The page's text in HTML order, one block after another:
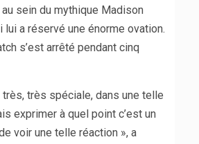
sein du mythique Madison
lui a réservé une énorme ovation.
s’est arrêté pendant cinq
très, très spéciale, dans une telle
exprimer à quel point c’est un
voir une telle réaction », a